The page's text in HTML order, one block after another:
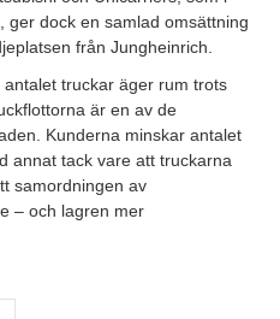
ger dock en samlad omsättning
från Jungheinrich.
truckar äger rum trots
är en av de
Kunderna minskar antalet
annat tack vare att truckarna
samordningen av
– och lagren mer